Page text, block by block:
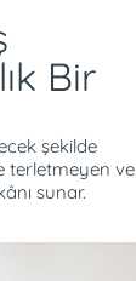
Bir
şekilde
terletmeyen ve
sunar.